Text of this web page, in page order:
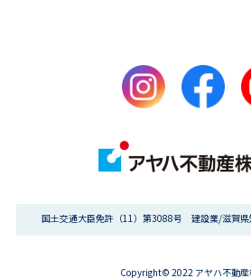
国土交通大臣免許（11）第3088号 建設業/滋賀
Copyright© 2022 アヤハ不動産